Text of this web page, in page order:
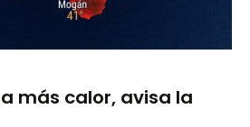
más calor, avisa la